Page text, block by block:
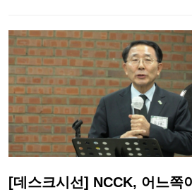
[데스크시선] NCCK, 어느쪽